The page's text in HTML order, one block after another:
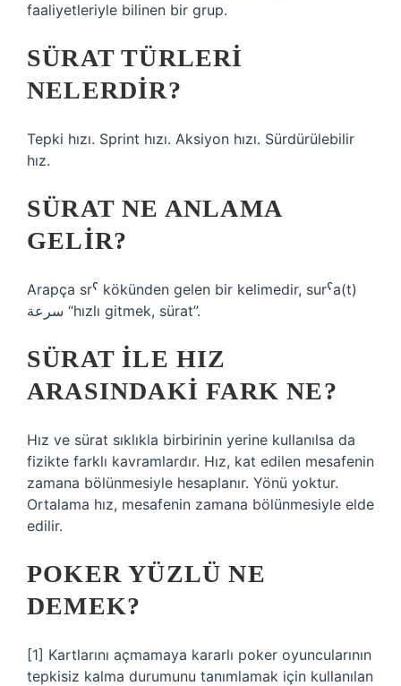
faaliyetleriyle bilinen bir grup.
SÜRAT TÜRLERI
NELERDIR?
Tepki hızı. Sprint hızı. Aksiyon hızı. Sürdürülebilir
hız.
SÜRAT NE ANLAMA
GELIR?
Arapça srˁ kökünden gelen bir kelimedir, surˁa(t)
سرعة “hızlı gitmek, sürat”.
SÜRAT ILE HIZ
ARASINDAKI FARK NE?
Hız ve sürat sıklıkla birbirinin yerine kullanılsa da
fizikte farklı kavramlardır. Hız, kat edilen mesafenin
zamana bölünmesiyle hesaplanır. Yönü yoktur.
Ortalama hız, mesafenin zamana bölünmesiyle elde
edilir.
POKER YÜZLÜ NE
DEMEK?
[1] Kartlarını açmamaya kararlı poker oyuncularının
tepkisiz kalma durumunu tanımlamak için kullanılan